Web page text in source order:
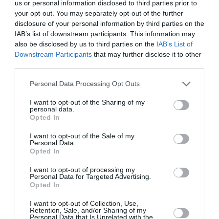
us or personal information disclosed to third parties prior to
your opt-out. You may separately opt-out of the further
disclosure of your personal information by third parties on the
IAB’s list of downstream participants. This information may
also be disclosed by us to third parties on the IAB’s List of
Downstream Participants that may further disclose it to other
Personal Data Processing Opt Outs
I want to opt-out of the Sharing of my
personal data.
Opted In
I want to opt-out of the Sale of my
Personal Data.
Opted In
I want to opt-out of processing my
Personal Data for Targeted Advertising.
Opted In
I want to opt-out of Collection, Use,
Retention, Sale, and/or Sharing of my
Personal Data that Is Unrelated with the
Τηλ.: 0030 2661 200254 |corfuif.gr
Ακολουθήστε το Culturenow.gr στο Google News
μάθετε πρώτοι όλες τις ειδήσεις
Δείτε όλα τατελευταία νέαγια την Τέχνη και τον
Νέοι Διαγωνισμοί❯
ΔΙΟΝΥΣΗΣ ΓΡΑΜΜΕΝΟΣ
ΚΛΑΣΙΚΗ - ΟΠΕΡΑ
ΜΑΡΙΑ ΚΑΛΛΑΣ
ΣΥΝΑΥΛΙΕΣ 2023